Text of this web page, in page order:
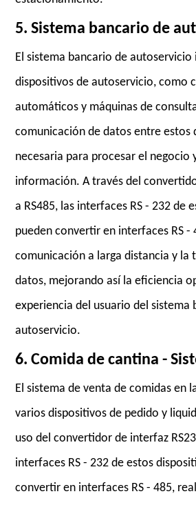
5. Sistema bancario de
El sistema bancario de autoservicio
dispositivos de autoservicio, como
automáticos y máquinas de
comunicación de datos entre estos
necesaria para procesar el negocio
información. A través del
a RS485, las interfaces RS - 232 de
pueden convertir en interfaces RS -
comunicación a larga distancia y la
datos, mejorando así la eficiencia
experiencia del usuario del sistema
autoservicio.
6. Comida de cantina -
El sistema de venta de comidas en
varios dispositivos de pedido y
uso del convertidor de interfaz
interfaces RS - 232 de estos
convertir en interfaces RS - 485,